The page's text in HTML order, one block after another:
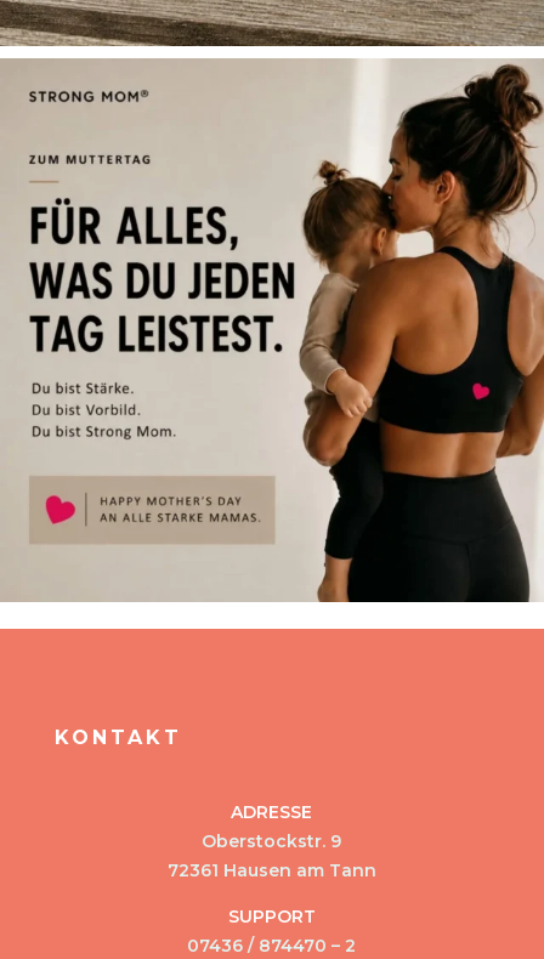
KONTAKT
ADRESSE
Oberstockstr. 9
72361 Hausen am Tann
SUPPORT
07436 / 874470 – 2